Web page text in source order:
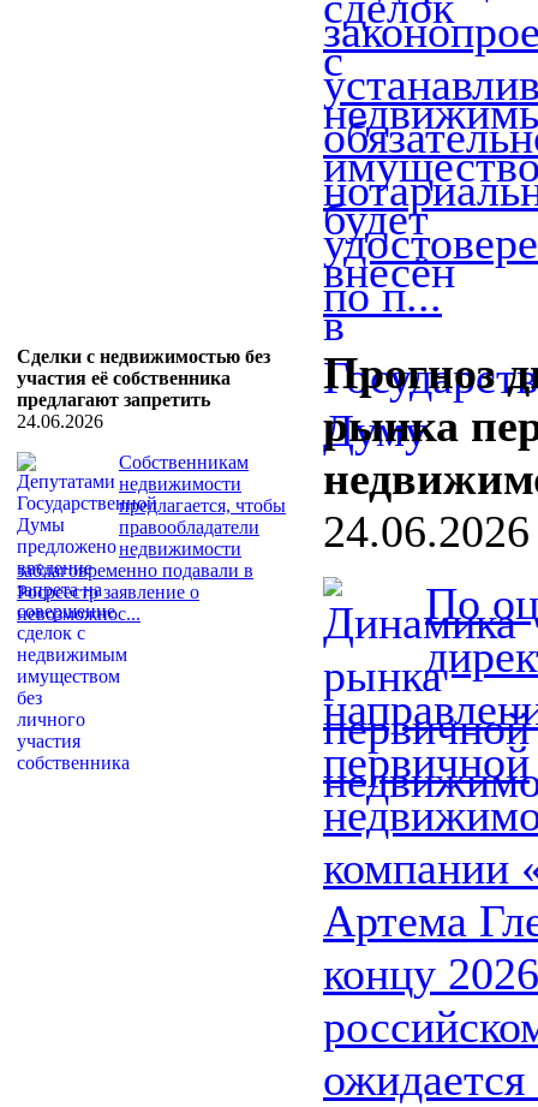
по п...
Сделки с недвижимостью без
участия её собственника
предлагают запретить
24.06.2026
Собственникам
недвижимости
предлагается, чтобы
правообладатели
недвижимости
заблаговременно подавали в
Росреестр заявление о
невозможнос...
Прогноз
рынка
24.06.2026
По
первичной
компании
Артема
концу
ожидается